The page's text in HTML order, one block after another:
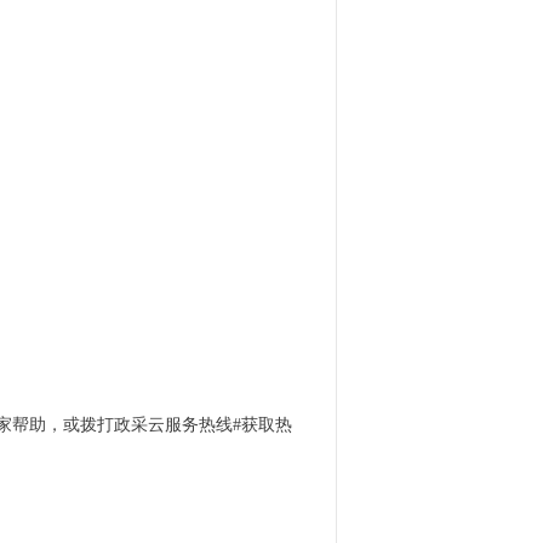
帮助，或拨打政采云服务热线#获取热